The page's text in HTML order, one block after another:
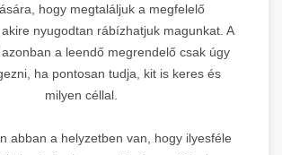
hogy megtaláljuk a megfelelő
nyugodtan rábízhatjuk magunkat. A
a leendő megrendelő csak úgy
ha pontosan tudja, kit is keres és
milyen céllal.
abban a helyzetben van, hogy ilyesféle